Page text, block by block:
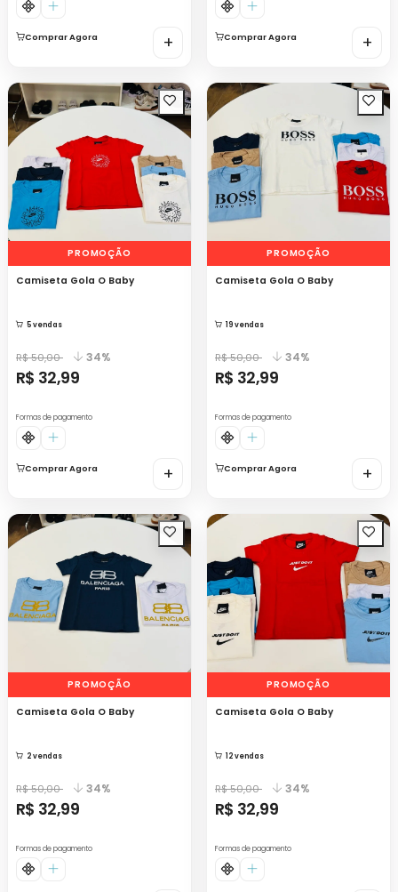
Comprar Agora + Comprar Agora +
PROMOÇÃO
Camiseta Gola O Baby
5 vendas
R$ 50,00 34%
R$ 32,99
Formas de pagamento
Comprar Agora +
PROMOÇÃO
Camiseta Gola O Baby
19 vendas
R$ 50,00 34%
R$ 32,99
Formas de pagamento
Comprar Agora +
PROMOÇÃO
Camiseta Gola O Baby
2 vendas
R$ 50,00 34%
R$ 32,99
Formas de pagamento
PROMOÇÃO
Camiseta Gola O Baby
12 vendas
R$ 50,00 34%
R$ 32,99
Formas de pagamento